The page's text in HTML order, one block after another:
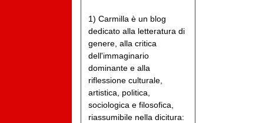
1) Carmilla è un blog
dedicato alla letteratura di
genere, alla critica
dell'immaginario
dominante e alla
riflessione culturale,
artistica, politica,
sociologica e filosofica,
riassumibile nella dicitura: